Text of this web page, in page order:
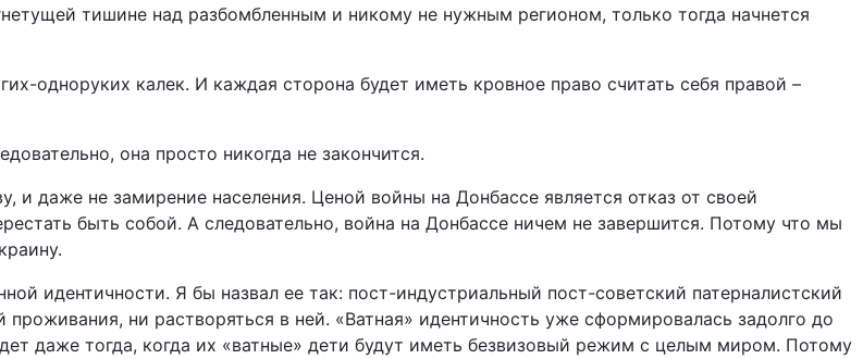
тишине над разбомбленным и никому не нужным регионом, только тогда начнется
одноруких калек. И каждая сторона будет иметь кровное право считать себя правой –
она просто никогда не закончится.
и даже не замирение населения. Ценой войны на Донбассе является отказ от своей
быть собой. А следовательно, война на Донбассе ничем не завершится. Потому что мы
идентичности. Я бы назвал ее так: пост-индустриальный пост-советский патерналистский
ни растворяться в ней. «Ватная» идентичность уже сформировалась задолго до
даже тогда, когда их «ватные» дети будут иметь безвизовый режим с целым миром. Потому